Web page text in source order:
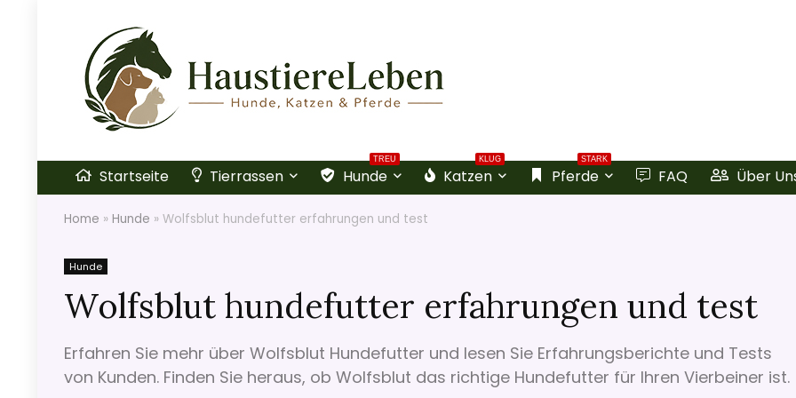
Startseite Tierrassen
TREU
Hunde
KLUG
Katzen
STARK
Pferde FAQ Über
Home » Hunde » Wolfsblut hundefutter erfahrungen und test
Hunde
Wolfsblut hundefutter erfahrungen und test
Erfahren Sie mehr über Wolfsblut Hundefutter und lesen Sie Erfahrungsberichte und Tests
von Kunden. Finden Sie heraus, ob Wolfsblut das richtige Hundefutter für Ihren Vierbeiner ist.